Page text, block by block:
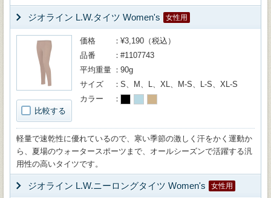
ジオライン L.W.タイツ Women's 女性用
比較する
価格
¥3,190（税込）
品番
#1107743
平均重量
90g
サイズ
S、M、L、XL、M-S、L-S、XL-S
カラー
軽量で速乾性に優れているので、寒い季節の激しく汗をかく運動か
ら、夏場のウォータースポーツまで、オールシーズンで活躍する汎
用性の高いタイツです。
ジオライン L.W.ニーロングタイツ Women's 女性用